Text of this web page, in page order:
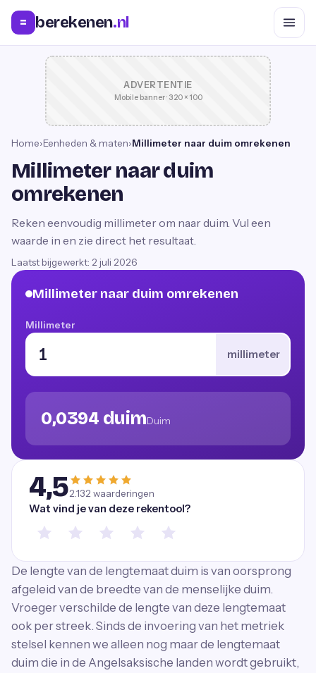
= berekenen.nl
ADVERTENTIE
Mobile banner · 320 × 100
Home›Eenheden & maten›Millimeter naar duim omrekenen
Millimeter naar duim
omrekenen
Reken eenvoudig millimeter om naar duim. Vul een
waarde in en zie direct het resultaat.
Laatst bijgewerkt: 2 juli 2026
Millimeter naar duim omrekenen
Millimeter
millimeter
0,0394 duimDuim
4,52.132 waarderingen
Wat vind je van deze rekentool?
De lengte van de lengtemaat duim is van oorsprong
afgeleid van de breedte van de menselijke duim.
Vroeger verschilde de lengte van deze lengtemaat
ook per streek. Sinds de invoering van het metriek
stelsel kennen we alleen nog maar de lengtemaat
duim die in de Angelsaksische landen wordt gebruikt,